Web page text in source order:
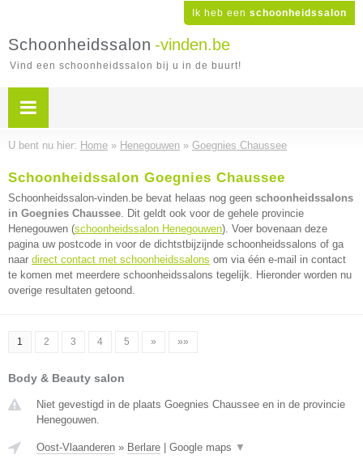
Ik heb een schoonheidssalon
Schoonheidssalon -vinden.be
Vind een schoonheidssalon bij u in de buurt!
U bent nu hier: Home » Henegouwen » Goegnies Chaussee
Schoonheidssalon Goegnies Chaussee
Schoonheidssalon-vinden.be bevat helaas nog geen schoonheidssalons
in Goegnies Chaussee. Dit geldt ook voor de gehele provincie
Henegouwen (schoonheidssalon Henegouwen). Voer bovenaan deze
pagina uw postcode in voor de dichtstbijzijnde schoonheidssalons of ga
naar direct contact met schoonheidssalons om via één e-mail in contact
te komen met meerdere schoonheidssalons tegelijk. Hieronder worden nu
overige resultaten getoond.
1 2 3 4 5 » »»
Body & Beauty salon
Niet gevestigd in de plaats Goegnies Chaussee en in de provincie
Henegouwen.
Oost-Vlaanderen » Berlare Google maps ▼